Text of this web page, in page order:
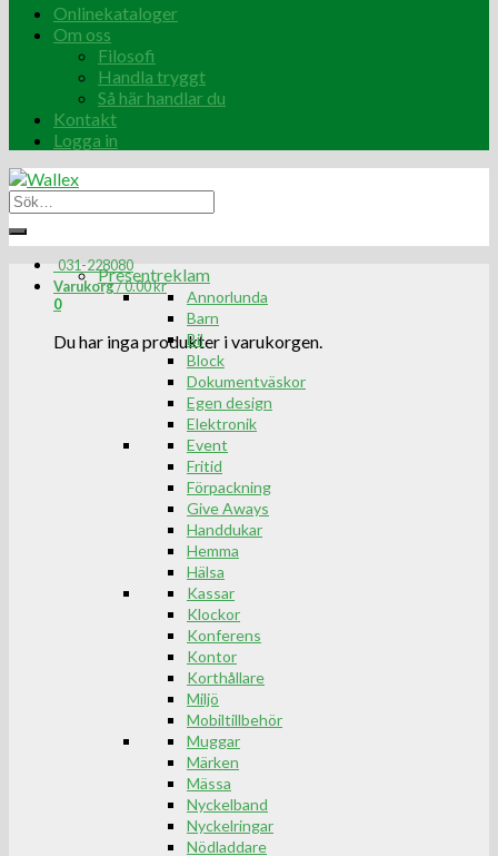
Onlinekataloger
Om oss
Filosofi
Handla tryggt
Så här handlar du
Kontakt
Logga in
031-228080
Varukorg/0.00kr
0
Du har inga produkter i varukorgen.
Presentreklam
Annorlunda
Barn
Bil
Block
Dokumentväskor
Egen design
Elektronik
Event
Fritid
Förpackning
Give Aways
Handdukar
Hemma
Hälsa
Kassar
Klockor
Konferens
Kontor
Korthållare
Miljö
Mobiltillbehör
Muggar
Märken
Mässa
Nyckelband
Nyckelringar
Nödladdare